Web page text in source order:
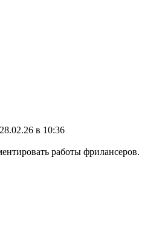
в 10:36
работы фрилансеров.